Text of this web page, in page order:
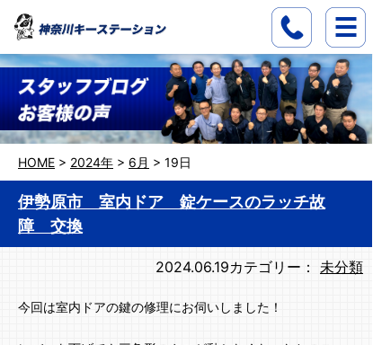
HOME > 2024年 > 6月 > 19日
伊勢原市 室内ドア 錠ケースのラッチ故
障 交換
2024.06.19カテゴリー： 未分類
今回は室内ドアの鍵の修理にお伺いしました！